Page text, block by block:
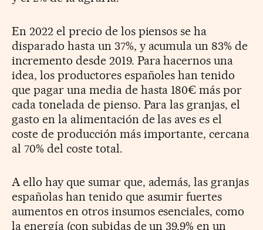
En 2022 el precio de los piensos se ha
disparado hasta un 37%, y acumula un 83% de
incremento desde 2019. Para hacernos una
idea, los productores españoles han tenido
que pagar una media de hasta 180€ más por
cada tonelada de pienso. Para las granjas, el
gasto en la alimentación de las aves es el
coste de producción más importante, cercana
al 70% del coste total.
A ello hay que sumar que, además, las granjas
españolas han tenido que asumir fuertes
aumentos en otros insumos esenciales, como
la energía (con subidas de un 39,9% en un